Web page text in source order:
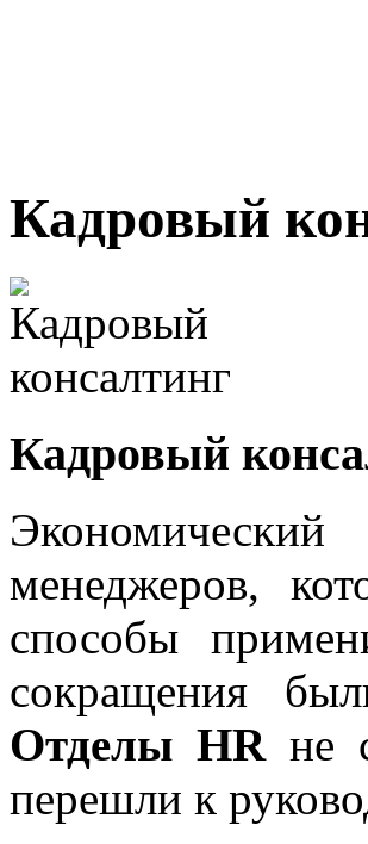
Кадровый
Кадровый
менеджеров,
способы
сокращения
Отделы HRне
перешли к